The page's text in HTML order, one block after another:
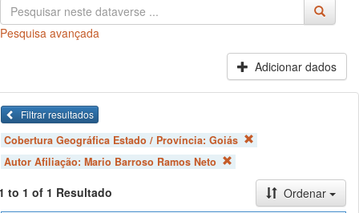
Pesquisa avançada
Adicionar dados
Filtrar resultados
Cobertura Geográfica Estado / Província: Goiás
Autor Afiliação: Mario Barroso Ramos Neto
to 1 of 1 Resultado
Ordenar